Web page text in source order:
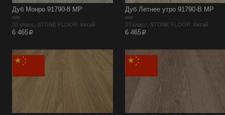
Дуб Монро 91790-8 MР
мм
33 класс, STONE FLOOR Китай
6 465p
Дуб Летнее утро 91790-B MP
мм
33 класс, STONE FLOOR Китай
6 465p